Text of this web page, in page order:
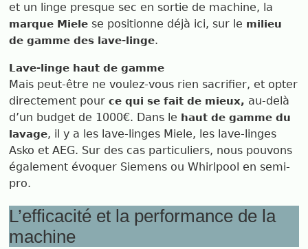
et un linge presque sec en sortie de machine, la
marque Miele se positionne déjà ici, sur le milieu
de gamme des lave-linge.
Lave-linge haut de gamme
Mais peut-être ne voulez-vous rien sacrifier, et opter
directement pource qui se fait de mieux, au-delà
d’un budget de 1000€. Dans le haut de gamme du
lavage, il y a les lave-linges Miele, les lave-linges
Asko et AEG. Sur des cas particuliers, nous pouvons
également évoquer Siemens ou Whirlpool en semi-
pro.
L’efficacité et la performance de la
machine